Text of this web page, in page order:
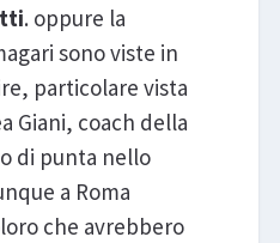
. oppure la
sono viste in
particolare vista
Giani, coach della
di punta nello
a Roma
che avrebbero